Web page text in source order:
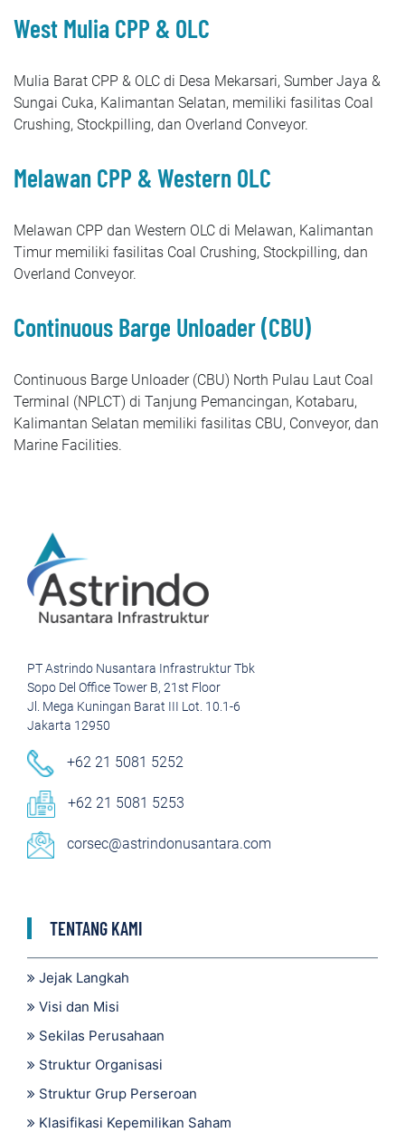
West Mulia CPP & OLC
Mulia Barat CPP & OLC di Desa Mekarsari, Sumber Jaya &
Sungai Cuka, Kalimantan Selatan, memiliki fasilitas Coal
Crushing, Stockpilling, dan Overland Conveyor.
Melawan CPP & Western OLC
Melawan CPP dan Western OLC di Melawan, Kalimantan
Timur memiliki fasilitas Coal Crushing, Stockpilling, dan
Overland Conveyor.
Continuous Barge Unloader (CBU)
Continuous Barge Unloader (CBU) North Pulau Laut Coal
Terminal (NPLCT) di Tanjung Pemancingan, Kotabaru,
Kalimantan Selatan memiliki fasilitas CBU, Conveyor, dan
Marine Facilities.
PT Astrindo Nusantara Infrastruktur Tbk
Sopo Del Office Tower B, 21st Floor
Jl. Mega Kuningan Barat III Lot. 10.1-6
Jakarta 12950
+62 21 5081 5252
+62 21 5081 5253
corsec@astrindonusantara.com
TENTANG KAMI
Jejak Langkah
Visi dan Misi
Sekilas Perusahaan
Struktur Organisasi
Struktur Grup Perseroan
Klasifikasi Kepemilikan Saham